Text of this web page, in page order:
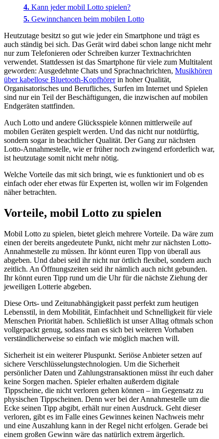
Kann jeder mobil Lotto spielen?
Gewinnchancen beim mobilen Lotto
Heutzutage besitzt so gut wie jeder ein Smartphone und trägt es
auch ständig bei sich. Das Gerät wird dabei schon lange nicht mehr
nur zum Telefonieren oder Schreiben kurzer Textnachrichten
verwendet. Stattdessen ist das Smartphone für viele zum Multitalent
geworden: Ausgedehnte Chats und Sprachnachrichten, Musikhören
über kabellose Bluetooth-Kopfhörerin hoher Qualität,
Organisatorisches und Berufliches, Surfen im Internet und Spielen
sind nur ein Teil der Beschäftigungen, die inzwischen auf mobilen
Endgeräten stattfinden.
Auch Lotto und andere Glücksspiele können mittlerweile auf
mobilen Geräten gespielt werden. Und das nicht nur notdürftig,
sondern sogar in beachtlicher Qualität. Der Gang zur nächsten
Lotto-Annahmestelle, wie er früher noch zwingend erforderlich war,
ist heutzutage somit nicht mehr nötig.
Welche Vorteile das mit sich bringt, wie es funktioniert und ob es
einfach oder eher etwas für Experten ist, wollen wir im Folgenden
näher betrachten.
Vorteile, mobil Lotto zu spielen
Mobil Lotto zu spielen, bietet gleich mehrere Vorteile. Da wäre zum
einen der bereits angedeutete Punkt, nicht mehr zur nächsten Lotto-
Annahmestelle zu müssen. Ihr könnt euren Tipp von überall aus
abgeben. Und dabei seid ihr nicht nur örtlich flexibel, sondern auch
zeitlich. An Öffnungszeiten seid ihr nämlich auch nicht gebunden.
Ihr könnt euren Tipp rund um die Uhr für die nächste Ziehung der
jeweiligen Lotterie abgeben.
Diese Orts- und Zeitunabhängigkeit passt perfekt zum heutigen
Lebensstil, in dem Mobilität, Einfachheit und Schnelligkeit für viele
Menschen Priorität haben. Schließlich ist unser Alltag oftmals schon
vollgepackt genug, sodass man es sich bei weiteren Vorhaben
verständlicherweise so einfach wie möglich machen will.
Sicherheit ist ein weiterer Pluspunkt. Seriöse Anbieter setzen auf
sichere Verschlüsselungstechnologien. Um die Sicherheit
persönlicher Daten und Zahlungstransaktionen müsst ihr euch daher
keine Sorgen machen. Spieler erhalten außerdem digitale
Tippscheine, die nicht verloren gehen können – im Gegensatz zu
physischen Tippscheinen. Denn wer bei der Annahmestelle um die
Ecke seinen Tipp abgibt, erhält nur einen Ausdruck. Geht dieser
verloren, gibt es im Falle eines Gewinnes keinen Nachweis mehr
und eine Auszahlung kann in der Regel nicht erfolgen. Gerade bei
einem großen Gewinn wäre das natürlich extrem ärgerlich.